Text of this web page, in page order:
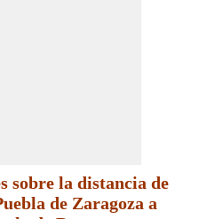
sobre la distancia de
de Zaragoza a